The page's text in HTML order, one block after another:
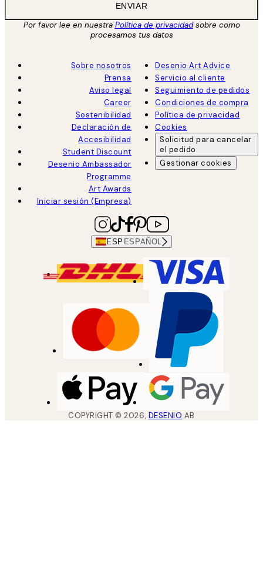
ENVIAR
Por favor lee en nuestra Política de privacidadsobre como
procesamos tus datos
Sobre nosotros
Prensa
Aviso legal
Career
Sostenibilidad
Declaración de
Accesibilidad
Student Discount
Desenio Ambassador
Programme
Art Awards
Iniciar sesión (Empresa)
Desenio Art Advice
Servicio al cliente
Seguimiento de pedidos
Condiciones de compra
Política de privacidad
Cookies
Solicitud para cancelar
el pedido
Gestionar cookies
ESP ESPAÑOL
COPYRIGHT ©2026, DESENIO AB